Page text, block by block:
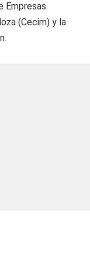
Empresas
(Cecim) y la